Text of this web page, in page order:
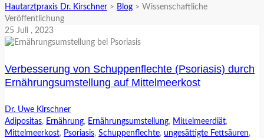
Hautarztpraxis Dr. Kirschner > Blog > Wissenschaftliche
Veröffentlichung
25 Juli , 2023
Verbesserung von Schuppenflechte (Psoriasis) durch
Ernährungsumstellung auf Mittelmeerkost
Dr. Uwe Kirschner
Adipositas, Ernährung, Ernährungsumstellung, Mittelmeerdiät,
Mittelmeerkost, Psoriasis, Schuppenflechte, ungesättigte Fettsäuren,